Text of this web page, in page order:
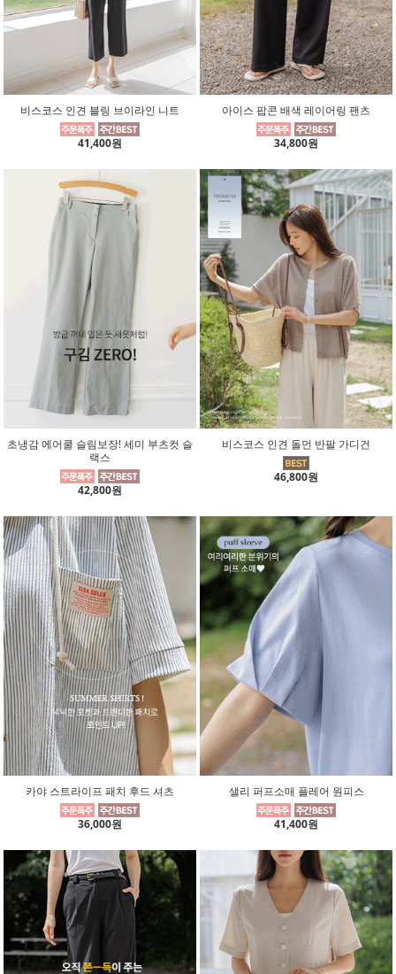
비스코스 인견 블링 브이라인 니트
41,400원
아이스 팝콘 배색 레이어링 팬츠
34,800원
초냉감 에어쿨 슬림보장! 세미 부츠컷 슬
랙스
42,800원
비스코스 인견 돌먼 반팔 가디건
46,800원
카야 스트라이프 패치 후드 셔츠
36,000원
샐리 퍼프소매 플레어 원피스
41,400원